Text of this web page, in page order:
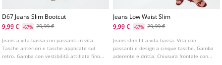
D67 Jeans Slim Bootcut
9,99 €
-67% 29,99 €
Jeans a vita bassa con passanti in vita.
Tasche anteriori e tasche applicate sul
retro. Gamba con vestibilità attillata fino
Jeans Low Waist Slim
9,99 €
-67% 29,99 €
Jeans slim fit a vita bassa. Vita con
passanti e design a cinque tasche. Gamba
aderente e dritta. Chiusura frontale con